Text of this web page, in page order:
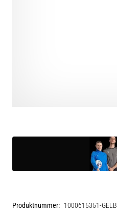
Produktnummer: 1000615351-GELB